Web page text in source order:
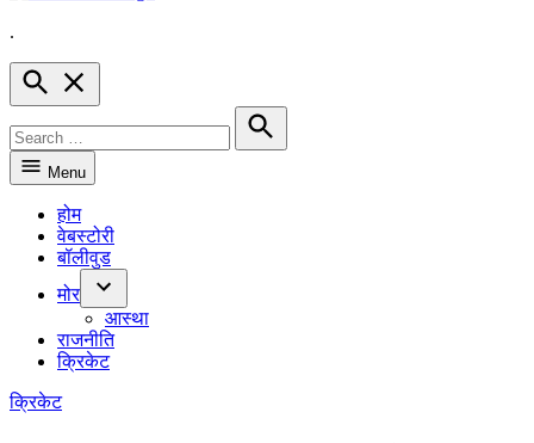
.
Open
Search
for:
Search
Menu
होम
वेबस्टोरी
बॉलीवुड
मोर
Open
dropdown
menu
आस्था
राजनीति
क्रिकेट
POSTED
क्रिकेट